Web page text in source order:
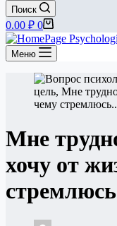
Поиск
Корзина
0.00 ₽ 0
Меню
Мне
хочу от